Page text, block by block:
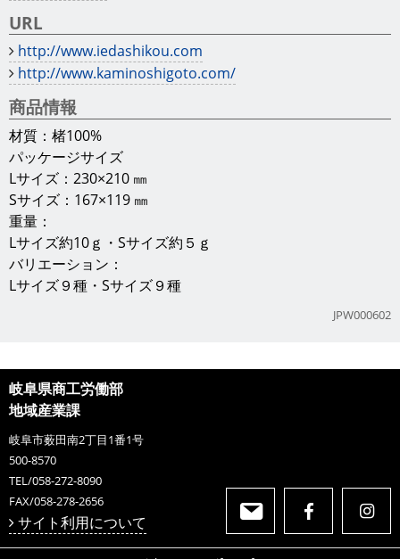
URL
http://www.iedashikou.com
http://www.kaminoshigoto.com/
商品情報
材質：楮100%
パッケージサイズ
Lサイズ：230×210 ㎜
Sサイズ：167×119 ㎜
重量：
Lサイズ約10ｇ・Sサイズ約５ｇ
バリエーション：
Lサイズ９種・Sサイズ９種
JPW000602
岐阜県商工労働部
地域産業課
岐阜市薮田南2丁目1番1号
500-8570
TEL/058-272-8090
FAX/058-278-2656
サイト利用について